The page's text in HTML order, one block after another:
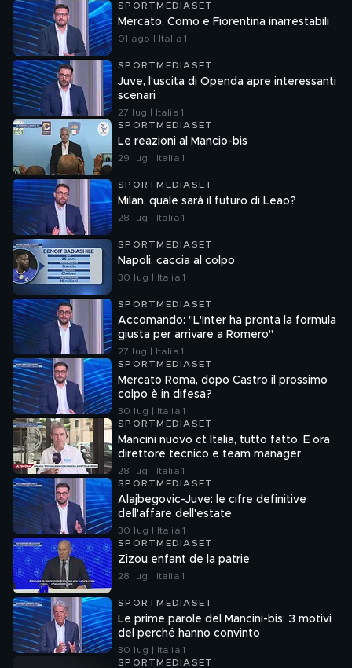
SPORTMEDIASET
Mercato, Como e Fiorentina inarrestabili
01 ago | Italia 1
SPORTMEDIASET
Juve, l'uscita di Openda apre interessanti
scenari
27 lug | Italia 1
SPORTMEDIASET
Le reazioni al Mancio-bis
29 lug | Italia 1
SPORTMEDIASET
Milan, quale sarà il futuro di Leao?
28 lug | Italia 1
SPORTMEDIASET
Napoli, caccia al colpo
30 lug | Italia 1
SPORTMEDIASET
Accomando: "L'Inter ha pronta la formula
giusta per arrivare a Romero"
27 lug | Italia 1
SPORTMEDIASET
Mercato Roma, dopo Castro il prossimo
colpo è in difesa?
30 lug | Italia 1
SPORTMEDIASET
Mancini nuovo ct Italia, tutto fatto. E ora
direttore tecnico e team manager
28 lug | Italia 1
SPORTMEDIASET
Alajbegovic-Juve: le cifre definitive
dell'affare dell'estate
30 lug | Italia 1
SPORTMEDIASET
Zizou enfant de la patrie
28 lug | Italia 1
SPORTMEDIASET
Le prime parole del Mancini-bis: 3 motivi
del perché hanno convinto
30 lug | Italia 1
SPORTMEDIASET